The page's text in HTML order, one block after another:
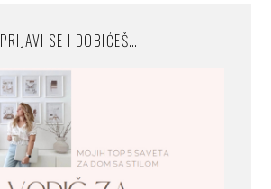
PRIJAVI SE I DOBIĆEŠ…